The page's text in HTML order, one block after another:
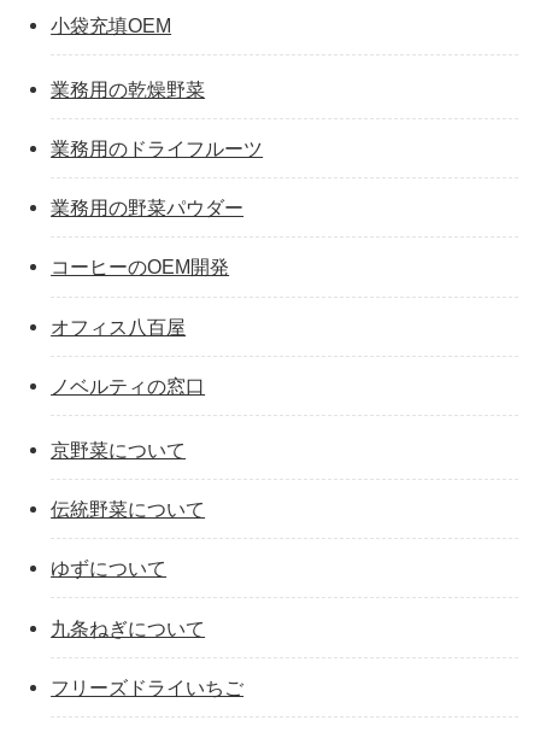
小袋充填OEM
業務用の乾燥野菜
業務用のドライフルーツ
業務用の野菜パウダー
コーヒーのOEM開発
オフィス八百屋
ノベルティの窓口
京野菜について
伝統野菜について
ゆずについて
九条ねぎについて
フリーズドライいちご